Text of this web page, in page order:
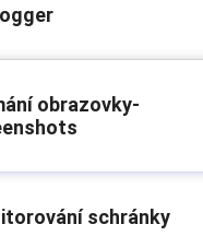
obrazovky-
schránky